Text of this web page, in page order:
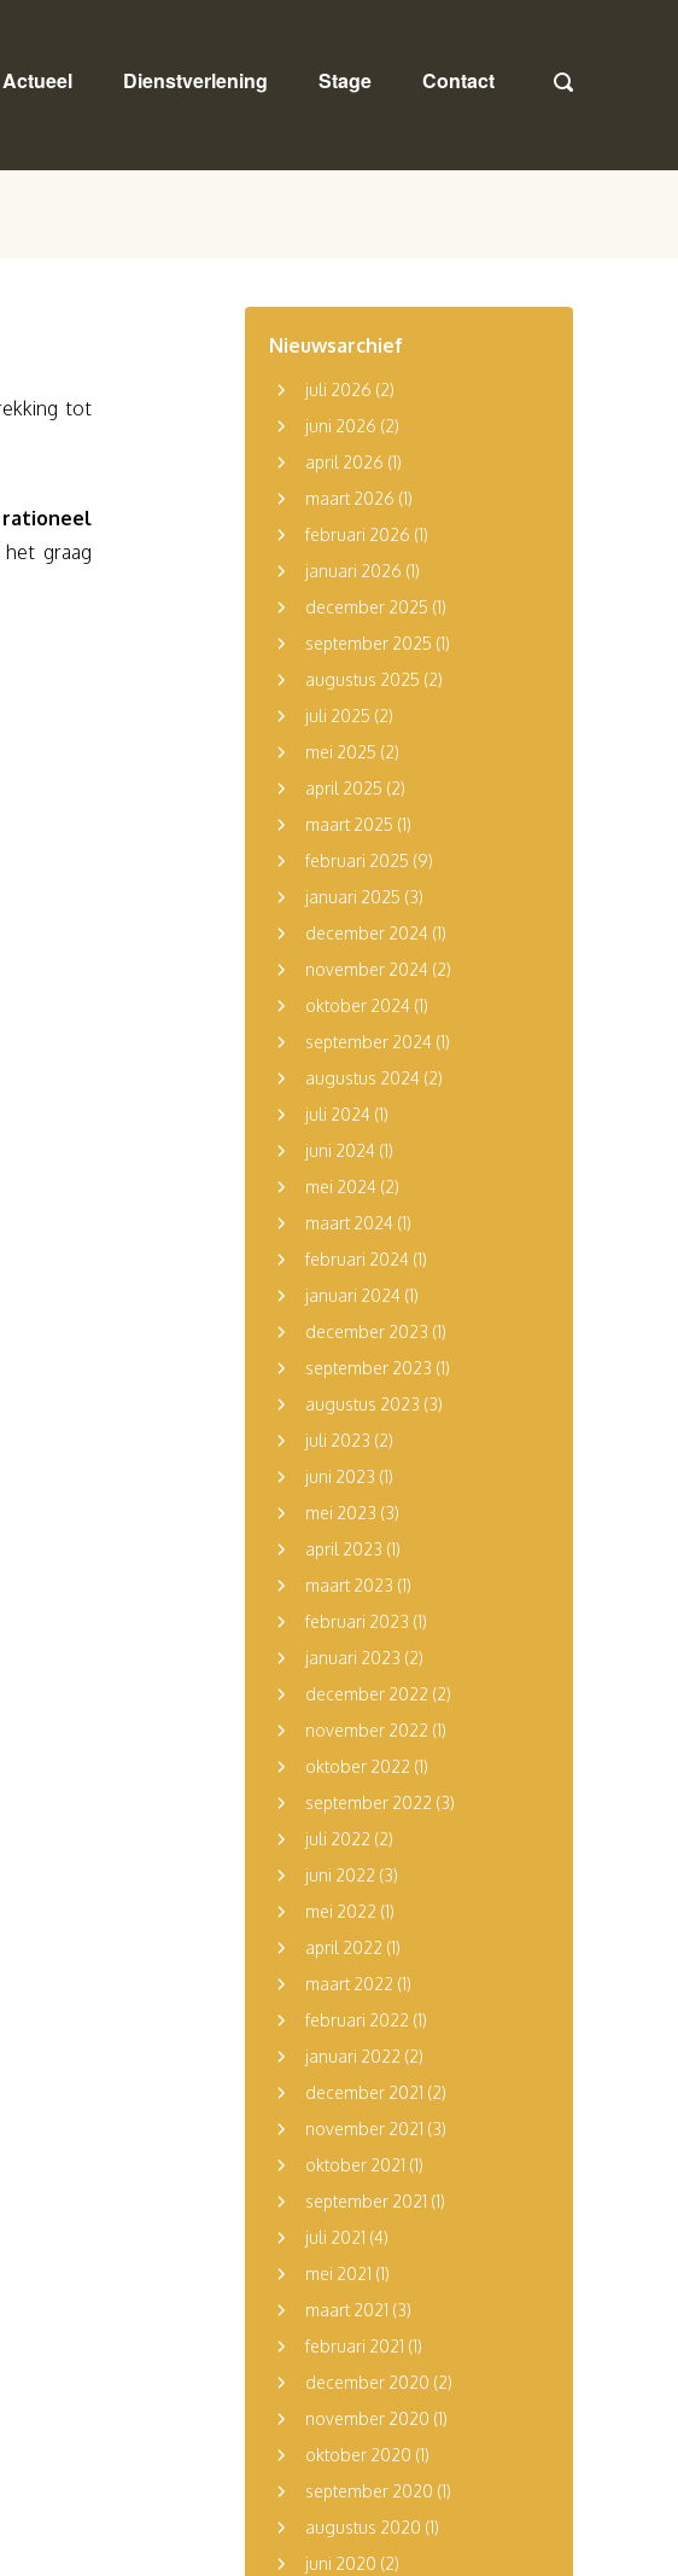
Actueel Dienstverlening Stage Contact
tot
graag
Nieuwsarchief
juli 2026 (2)
juni 2026 (2)
april 2026 (1)
maart 2026 (1)
februari 2026 (1)
januari 2026 (1)
december 2025 (1)
september 2025 (1)
augustus 2025 (2)
juli 2025 (2)
mei 2025 (2)
april 2025 (2)
maart 2025 (1)
februari 2025 (9)
januari 2025 (3)
december 2024 (1)
november 2024 (2)
oktober 2024 (1)
september 2024 (1)
augustus 2024 (2)
juli 2024 (1)
juni 2024 (1)
mei 2024 (2)
maart 2024 (1)
februari 2024 (1)
januari 2024 (1)
december 2023 (1)
september 2023 (1)
augustus 2023 (3)
juli 2023 (2)
juni 2023 (1)
mei 2023 (3)
april 2023 (1)
maart 2023 (1)
februari 2023 (1)
januari 2023 (2)
december 2022 (2)
november 2022 (1)
oktober 2022 (1)
september 2022 (3)
juli 2022 (2)
juni 2022 (3)
mei 2022 (1)
april 2022 (1)
maart 2022 (1)
februari 2022 (1)
januari 2022 (2)
december 2021 (2)
november 2021 (3)
oktober 2021 (1)
september 2021 (1)
juli 2021 (4)
mei 2021 (1)
maart 2021 (3)
februari 2021 (1)
december 2020 (2)
november 2020 (1)
oktober 2020 (1)
september 2020 (1)
augustus 2020 (1)
juni 2020 (2)